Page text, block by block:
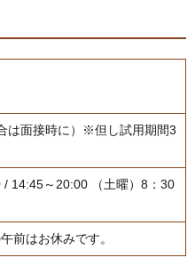
は面接時に）※但し試用期間3
/ 14:45～20:00 （土曜）8：30
前はお休みです。